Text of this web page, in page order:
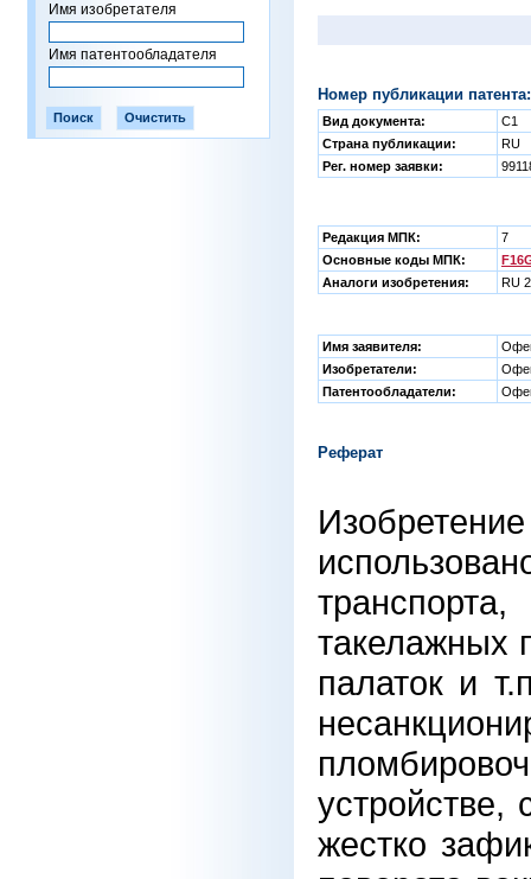
Имя изобретателя
Имя патентообладателя
Номер публикации
Вид документа:
C1
Страна публикации:
RU
Рег. номер заявки:
Редакция МПК:
7
Основные коды МПК:
Аналоги изобретения:
RU
Имя заявителя:
Изобретатели:
Патентообладатели:
Реферат
такелажных
палаток и
устройстве,
жестко